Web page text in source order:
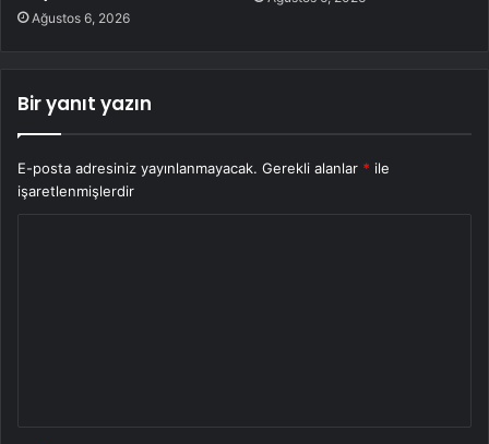
Ağustos 6, 2026
Bir yanıt yazın
E-posta adresiniz yayınlanmayacak. Gerekli alanlar * ile
işaretlenmişlerdir